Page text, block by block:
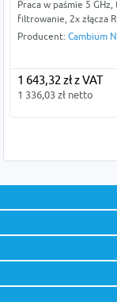
Praca w paśmie 5
filtrowanie, 2x złącza
Producent: Cambium
1 643,32 zł z VAT
1 336,03 zł netto